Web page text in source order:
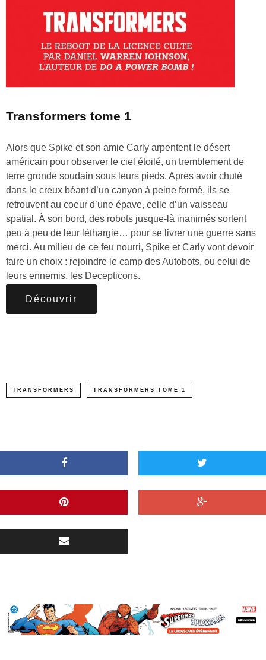
Transformers tome 1
Alors que Spike et son amie Carly arpentent le désert
américain pour observer le ciel étoilé, un tremblement de
terre gronde soudain sous leurs pieds. Après avoir chuté
dans le creux béant d’un canyon à peine formé, ils se
retrouvent au coeur d’une épave, celle d’un vaisseau
spatial. À son bord, des robots jusque-là inanimés sortent
peu à peu de leur léthargie… pour se livrer une guerre sans
merci. Au milieu de ce feu nourri, Spike et Carly vont devoir
faire un choix : rejoindre le camp des Autobots, ou celui de
leurs ennemis, les Decepticons.
Découvrir
TRANSFORMERS TRANSFORMERS TOME 1